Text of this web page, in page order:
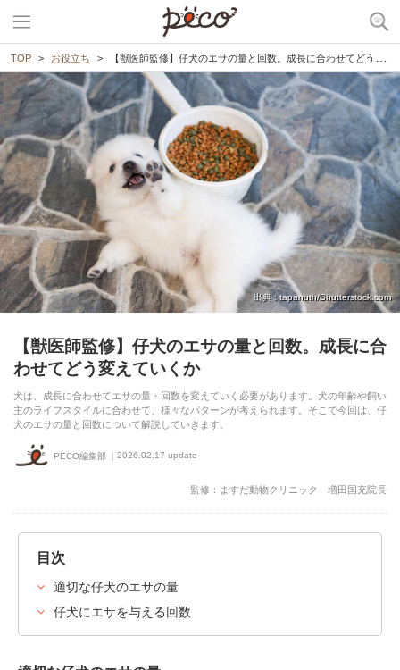
TOP お役立ち 【獣医師監修】仔犬のエサの量と回数。成長に合わせてどう変えていくか
出典 : tapanuth/Shutterstock.com
【獣医師監修】仔犬のエサの量と回数。成長に合
わせてどう変えていくか
犬は、成長に合わせてエサの量・回数を変えていく必要があります。犬の年齢や飼い
主のライフスタイルに合わせて、様々なパターンが考えられます。そこで今回は、仔
犬のエサの量と回数について解説していきます。
PECO編集部 2026.02.17 update
監修：ますだ動物クリニック 増田国充院長
目次
適切な仔犬のエサの量
仔犬にエサを与える回数